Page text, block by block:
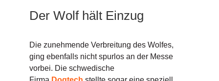
Der Wolf hält Einzug
Die zunehmende Verbreitung des Wolfes,
ging ebenfalls nicht spurlos an der Messe
vorbei. Die schwedische